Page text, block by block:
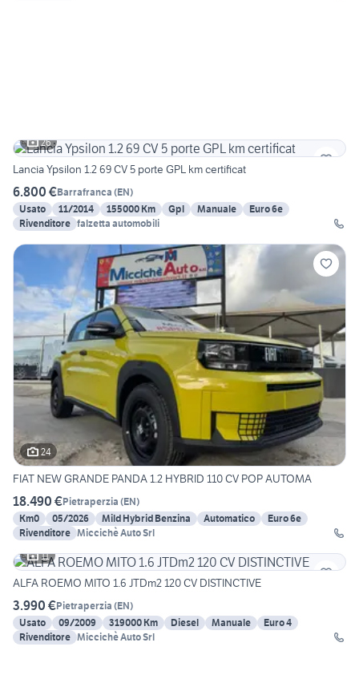
26
Lancia Ypsilon 1.2 69 CV 5 porte GPL km certificat
6.800 €Barrafranca (EN)
Usato
11/2014 155000 Km Gpl Manuale
Euro 6e
Rivenditore falzetta automobili
24
FIAT NEW GRANDE PANDA 1.2 HYBRID 110 CV POP AUTOMA
18.490 €Pietraperzia (EN)
Km0
05/2026 Mild Hybrid Benzina Automatico
Euro 6e
Rivenditore Miccichè Auto Srl
11
ALFA ROEMO MITO 1.6 JTDm2 120 CV DISTINCTIVE
3.990 €Pietraperzia (EN)
Usato
09/2009 319000 Km Diesel Manuale
Euro 4
Rivenditore Miccichè Auto Srl